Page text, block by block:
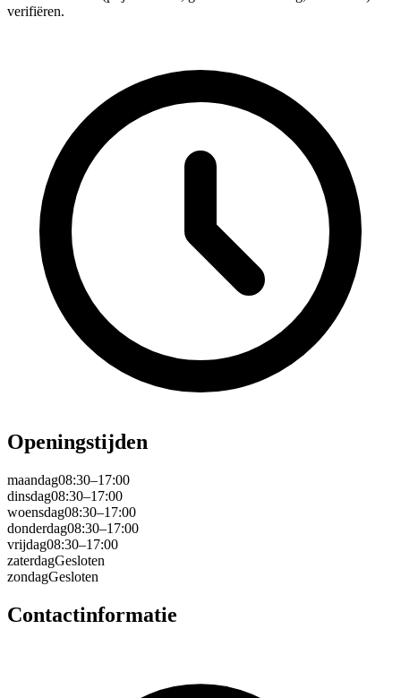
verifiëren.
Openingstijden
maandag08:30–17:00
dinsdag08:30–17:00
woensdag08:30–17:00
donderdag08:30–17:00
vrijdag08:30–17:00
zaterdagGesloten
zondagGesloten
Contactinformatie